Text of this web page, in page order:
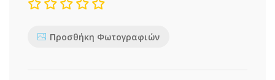
Προσθήκη Φωτογραφιών